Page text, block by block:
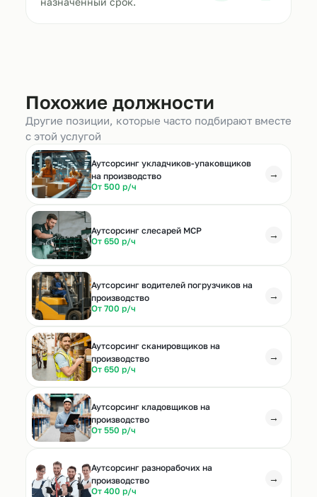
Похожие должности
Другие позиции, которые часто подбирают вместе
с этой услугой
Аутсорсинг укладчиков-упаковщиков
на производство
От 500 р/ч
→
Аутсорсинг слесарей МСР
От 650 р/ч
→
Аутсорсинг водителей погрузчиков на
производство
От 700 р/ч
→
Аутсорсинг сканировщиков на
производство
От 650 р/ч
→
Аутсорсинг кладовщиков на
производство
От 550 р/ч
→
Аутсорсинг разнорабочих на
производство
От 400 р/ч
→